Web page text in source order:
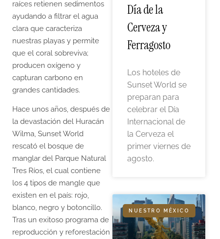
raíces retienen sedimentos
ayudando a filtrar el agua
clara que caracteriza
nuestras playas y permite
que el coral sobreviva;
producen oxígeno y
capturan carbono en
grandes cantidades.
Hace unos años, después de
la devastación del Huracán
Wilma, Sunset World
rescató el bosque de
manglar del Parque Natural
Tres Ríos, el cual contiene
los 4 tipos de mangle que
existen en el país: rojo,
blanco, negro y botoncillo.
Tras un exitoso programa de
reproducción y reforestación
Día de la
Cerveza y
Ferragosto
Los hoteles de
Sunset World se
preparan para
celebrar el Día
Internacional de
la Cerveza el
primer viernes de
agosto.
NUESTRO MÉXICO